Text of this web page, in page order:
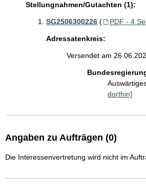
Stellungnahmen/Gutachten (1):
SG2506300226 ( PDF - 4
Adressatenkreis:
Versendet am
dorthin]
Angaben zu Aufträgen (0)
Die Interessenvertretung wird nicht im